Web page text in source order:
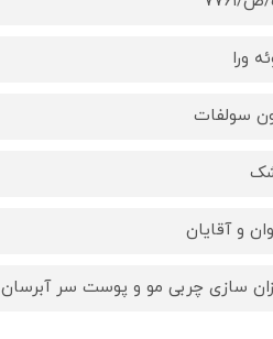
ورا
سولفات
و آقایان
سازی چربی مو و پوست سر آبرسان